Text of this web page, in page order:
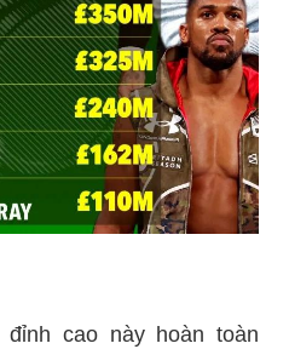
cao này hoàn toàn